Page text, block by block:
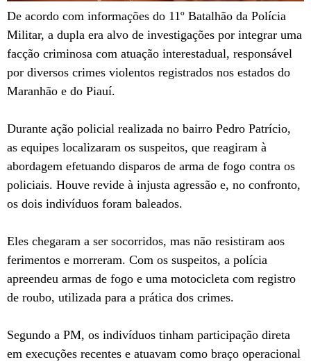
De acordo com informações do 11º Batalhão da Polícia
Militar, a dupla era alvo de investigações por integrar uma
facção criminosa com atuação interestadual, responsável
por diversos crimes violentos registrados nos estados do
Maranhão e do Piauí.
Durante ação policial realizada no bairro Pedro Patrício,
as equipes localizaram os suspeitos, que reagiram à
abordagem efetuando disparos de arma de fogo contra os
policiais. Houve revide à injusta agressão e, no confronto,
os dois indivíduos foram baleados.
Eles chegaram a ser socorridos, mas não resistiram aos
ferimentos e morreram. Com os suspeitos, a polícia
apreendeu armas de fogo e uma motocicleta com registro
de roubo, utilizada para a prática dos crimes.
Segundo a PM, os indivíduos tinham participação direta
em execuções recentes e atuavam como braço operacional